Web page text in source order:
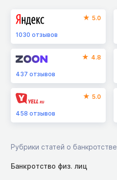
5.0
1030 отзывов
4.8
437 отзывов
5.0
458 отзывов
Рубрики статей о банкротстве
Банкротство физ. лиц